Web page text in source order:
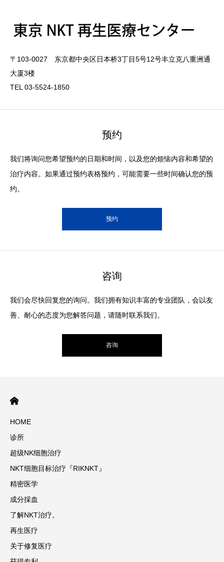
〒103-0027 东京都中央区日本桥3丁目5号12号丰立克八重洲通
大厦3楼
TEL 03-5524-1850
预约
我们将询问您希望预约的日期和时间，以及您的烦恼内容和希望的
治疗内容。如果通过预约表格预约，可能需要一些时间确认您的预
约。
预约
咨询
我们会尽快回复您的询问。我们拥有知识丰富的专业团队，会以友
善、耐心的态度为您解答问题，请随时联系我们。
咨询
HOME
诊所
超级NK细胞治疗
NKT细胞目标治疗『RIKNKT』
精密医学
成分採血
了解NKT治疗。
再生医疗
关于修复医疗